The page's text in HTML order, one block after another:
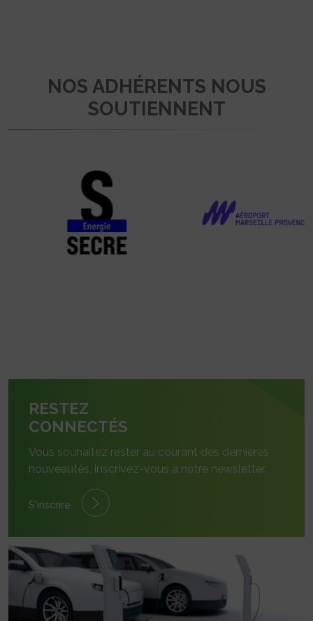
NOS ADHÉRENTS NOUS
SOUTIENNENT
RESTEZ
CONNECTÉS
Vous souhaitez rester au courant des dernières
nouveautés, inscrivez-vous à notre newsletter.
S'inscrire